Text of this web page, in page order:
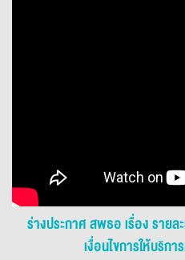
ร่างประกาศ สพธอ เรื่อง ราย
เงื่อนไขการให้บริ